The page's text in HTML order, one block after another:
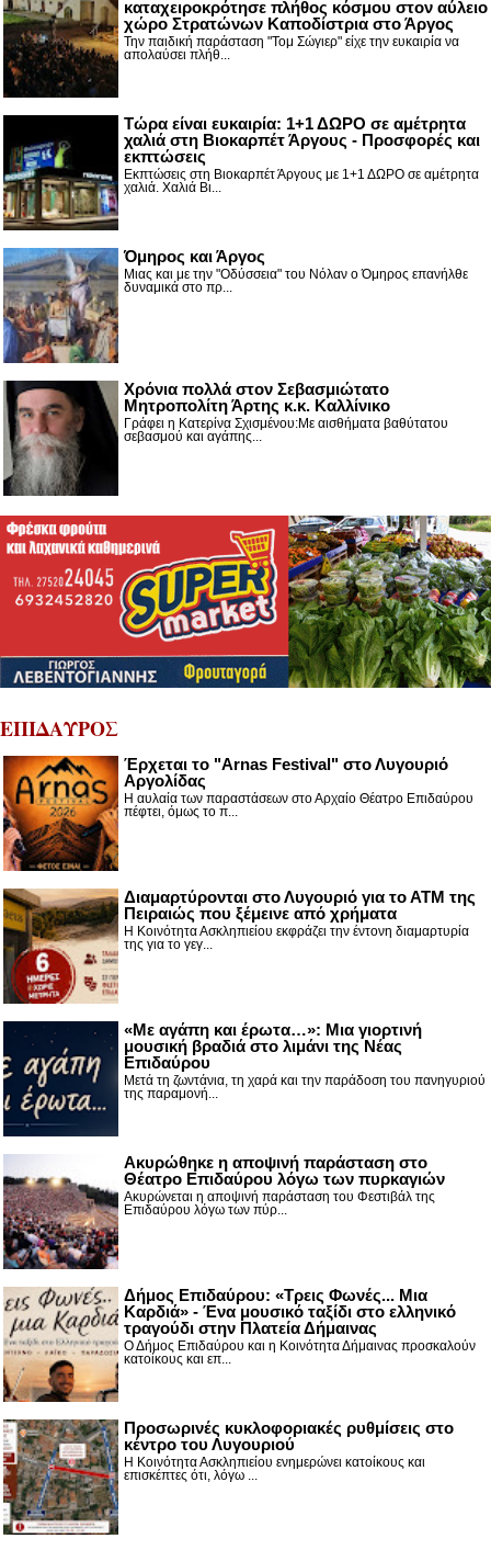
καταχειροκρότησε πλήθος κόσμου στον αύλειο
χώρο Στρατώνων Καποδίστρια στο Άργος
Την παιδική παράσταση "Τομ Σώγιερ" είχε την ευκαιρία να
απολαύσει πλήθ...
Τώρα είναι ευκαιρία: 1+1 ΔΩΡΟ σε αμέτρητα
χαλιά στη Βιοκαρπέτ Άργους - Προσφορές και
εκπτώσεις
Εκπτώσεις στη Βιοκαρπέτ Άργους με 1+1 ΔΩΡΟ σε αμέτρητα
χαλιά. Χαλιά Βι...
Όμηρος και Άργος
Μιας και με την "Οδύσσεια" του Νόλαν ο Όμηρος επανήλθε
δυναμικά στο πρ...
Χρόνια πολλά στον Σεβασμιώτατο
Μητροπολίτη Άρτης κ.κ. Καλλίνικο
Γράφει η Κατερίνα Σχισμένου:Με αισθήματα βαθύτατου
σεβασμού και αγάπης...
ΕΠΙΔΑΥΡΟΣ
Έρχεται το "Arnas Festival" στο Λυγουριό
Αργολίδας
Η αυλαία των παραστάσεων στο Αρχαίο Θέατρο Επιδαύρου
πέφτει, όμως το π...
Διαμαρτύρονται στο Λυγουριό για το ΑΤΜ της
Πειραιώς που ξέμεινε από χρήματα
Η Κοινότητα Ασκληπιείου εκφράζει την έντονη διαμαρτυρία
της για το γεγ...
«Με αγάπη και έρωτα…»: Μια γιορτινή
μουσική βραδιά στο λιμάνι της Νέας
Επιδαύρου
Μετά τη ζωντάνια, τη χαρά και την παράδοση του πανηγυριού
της παραμονή...
Ακυρώθηκε η αποψινή παράσταση στο
Θέατρο Επιδαύρου λόγω των πυρκαγιών
Ακυρώνεται η αποψινή παράσταση του Φεστιβάλ της
Επιδαύρου λόγω των πύρ...
Δήμος Επιδαύρου: «Τρεις Φωνές... Μια
Καρδιά» - Ένα μουσικό ταξίδι στο ελληνικό
τραγούδι στην Πλατεία Δήμαινας
Ο Δήμος Επιδαύρου και η Κοινότητα Δήμαινας προσκαλούν
κατοίκους και επ...
Προσωρινές κυκλοφοριακές ρυθμίσεις στο
κέντρο του Λυγουριού
Η Κοινότητα Ασκληπιείου ενημερώνει κατοίκους και
επισκέπτες ότι, λόγω ...